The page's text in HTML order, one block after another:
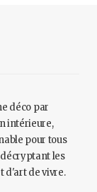
déco par
intérieure,
pour tous
les
d'art de vivre.